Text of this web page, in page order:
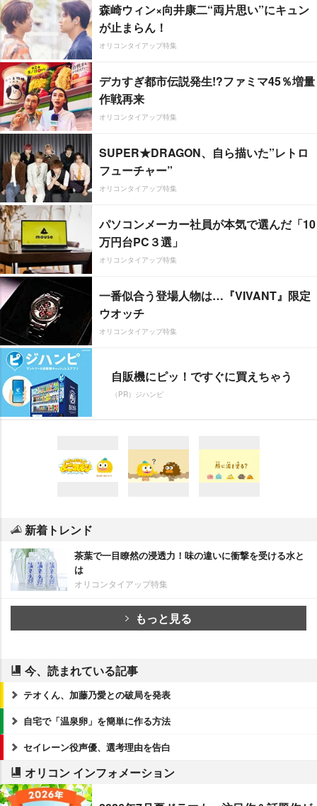
森崎ウィン×向井康二“両片思い”にキュン
が止まらん！
オリコンタイアップ特集
デカすぎ都市伝説発生!?ファミマ45％増量
作戦再来
オリコンタイアップ特集
SUPER★DRAGON、自ら描いた”レトロ
フューチャー”
オリコンタイアップ特集
パソコンメーカー社員が本気で選んだ「10
万円台PC３選」
オリコンタイアップ特集
一番似合う登場人物は…『VIVANT』限定
ウオッチ
オリコンタイアップ特集
自販機にピッ！ですぐに買えちゃう
（PR）ジハンピ
新着トレンド
茶葉で一目瞭然の浸透力！味の違いに衝撃を受ける水と
は
オリコンタイアップ特集
もっと見る
今、読まれている記事
テオくん、加藤乃愛との破局を発表
自宅で「温泉卵」を簡単に作る方法
セイレーン役声優、選考理由を告白
オリコン インフォメーション